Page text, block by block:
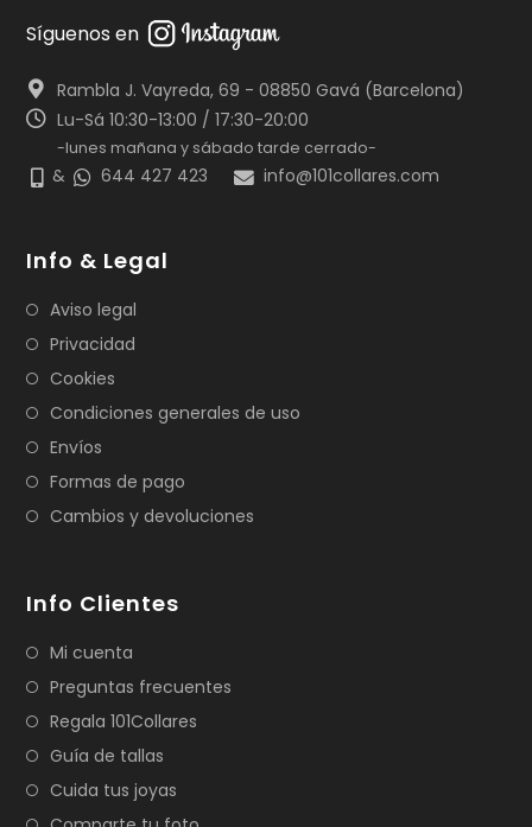
Síguenos en
Rambla J. Vayreda, 69 - 08850 Gavá (Barcelona)
Lu-Sá 10:30-13:00 / 17:30-20:00
-lunes mañana y sábado tarde cerrado-
& 644 427 423 info@101collares.com
Info & Legal
Aviso legal
Privacidad
Cookies
Condiciones generales de uso
Envíos
Formas de pago
Cambios y devoluciones
Info Clientes
Mi cuenta
Preguntas frecuentes
Regala 101Collares
Guía de tallas
Cuida tus joyas